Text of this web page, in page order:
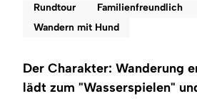
Winter
Region
Rundtour Familienfreundlich
Wandern mit Hund
Der Charakter: Wanderung
lädt zum "Wasserspielen"